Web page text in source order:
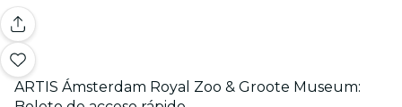
ARTIS Ámsterdam Royal Zoo & Groote Museum: